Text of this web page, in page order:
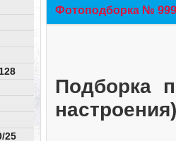
25
Фотоподборка №
Подборка